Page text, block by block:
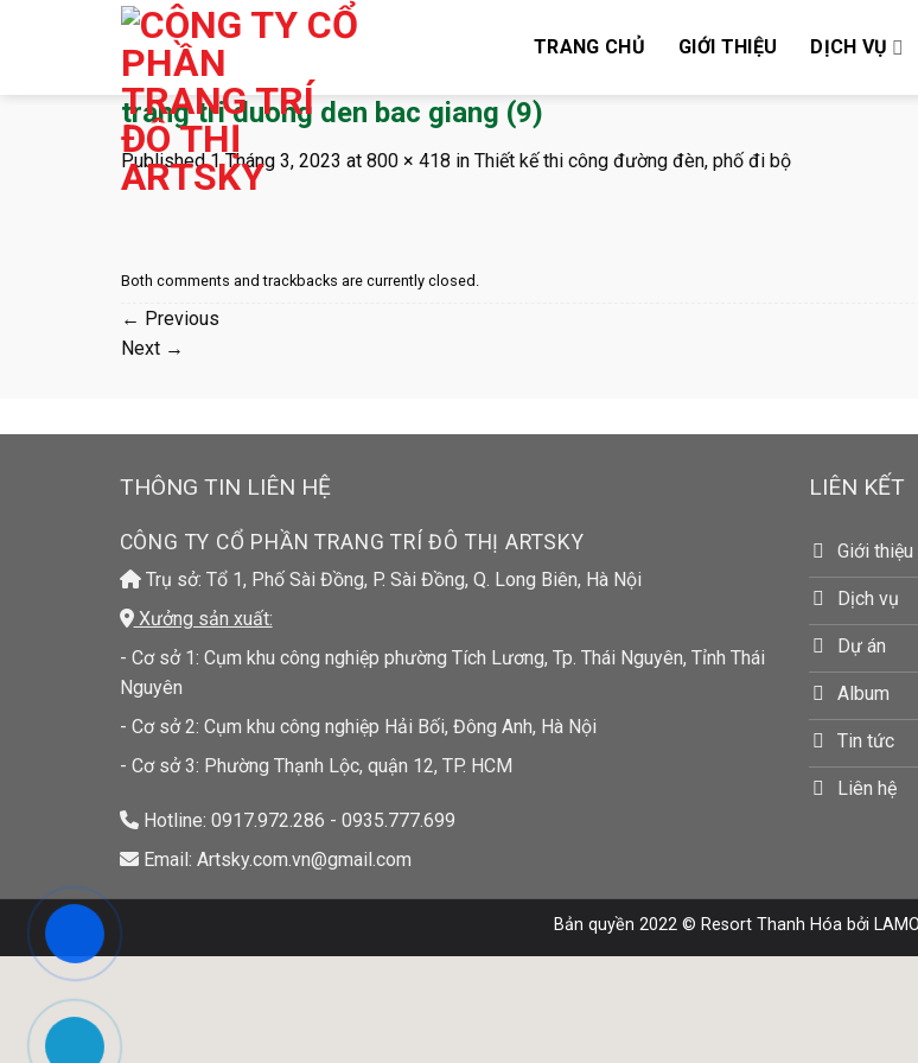
TRANG CHỦ GIỚI THIỆU DỊCH VỤ
trang tri duong den bac giang (9)
Published1 Tháng 3, 2023 at 800 × 418 in Thiết kế thi công đường đèn, phố đi bộ
Both comments and trackbacks are currently closed.
← Previous
Next →
THÔNG TIN LIÊN HỆ
CÔNG TY CỔ PHẦN TRANG TRÍ ĐÔ THỊ ARTSKY
Trụ sở: Tổ 1, Phố Sài Đồng, P. Sài Đồng, Q. Long Biên, Hà Nội
Xưởng sản xuất:
- Cơ sở 1: Cụm khu công nghiệp phường Tích Lương, Tp. Thái Nguyên, Tỉnh Thái
Nguyên
- Cơ sở 2: Cụm khu công nghiệp Hải Bối, Đông Anh, Hà Nội
- Cơ sở 3: Phường Thạnh Lộc, quận 12, TP. HCM
Hotline: 0917.972.286 - 0935.777.699
Email: Artsky.com.vn@gmail.com
LIÊN KẾT
Giới thiệu
Dịch vụ
Dự án
Album
Tin tức
Liên hệ
Bản quyền 2022 © Resort Thanh Hóabởi